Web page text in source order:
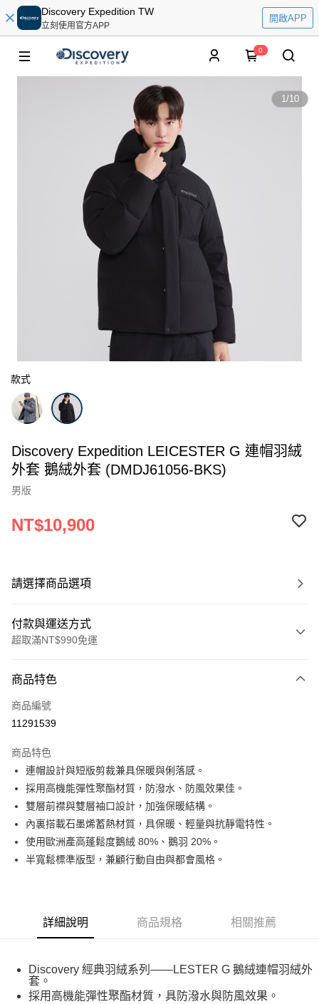
Discovery Expedition TW
立刻使用官方APP
開啟APP
0
1/10
款式
Discovery Expedition LEICESTER G 連帽羽絨
外套 鵝絨外套 (DMDJ61056-BKS)
男版
NT$10,900
請選擇商品選項
付款與運送方式
超取滿NT$990免運
信用卡一次付款
超商取貨付款
Apple Pay
運送方式
全家取貨付款<未取貨列黑名單/不支援離島取退>
每筆NT$60，滿NT$990(含以上)免運費
7-11取貨付款<未取貨列黑名單/不支援離島取退>
每筆NT$60，滿NT$990(含以上)免運費
7-11取貨<未取貨列黑名單/不支援離島取退>
每筆NT$60，滿NT$990(含以上)免運費
商品特色
商品編號
11291539
商品特色
連帽設計與短版剪裁兼具保暖與俐落感。
採用高機能彈性聚酯材質，防潑水、防風效果佳。
雙層前襟與雙層袖口設計，加強保暖結構。
內裏搭載石墨烯蓄熱材質，具保暖、輕量與抗靜電特性。
使用歐洲產高蓬鬆度鵝絨 80%、鵝羽 20%。
半寬鬆標準版型，兼顧行動自由與都會風格。
詳細說明 商品規格 相關推薦
Discovery 經典羽絨系列——LESTER G 鵝絨連帽羽絨外
套。
採用高機能彈性聚酯材質，具防潑水與防風效果。